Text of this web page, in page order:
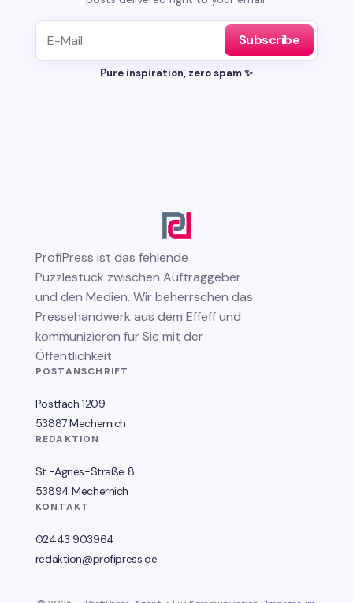
Subscribe
Pure inspiration, zero spam ✨
ProfiPress ist das fehlende
Puzzlestück zwischen Auftraggeber
und den Medien. Wir beherrschen das
Pressehandwerk aus dem Effeff und
kommunizieren für Sie mit der
Öffentlichkeit.
POSTANSCHRIFT
Postfach 1209
53887 Mechernich
REDAKTION
St.-Agnes-Straße 8
53894 Mechernich
KONTAKT
02443 903964
redaktion@profipress.de